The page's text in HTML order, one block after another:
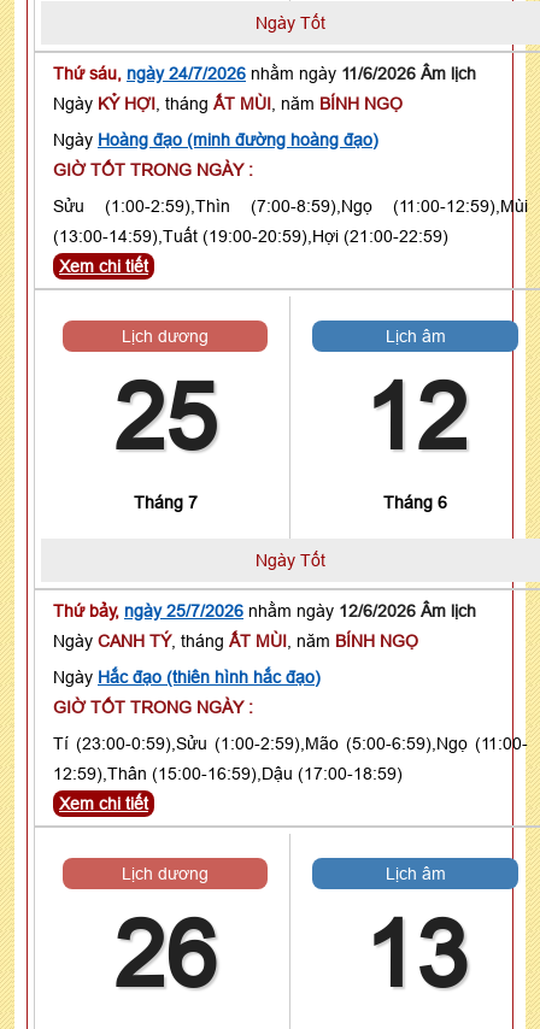
Ngày Tốt
Thứ sáu, ngày 24/7/2026 nhằm ngày 11/6/2026 Âm lịch
Ngày KỶ HỢI , tháng ẤT MÙI , năm BÍNH NGỌ
Ngày Hoàng đạo (minh đường hoàng đạo)
GIỜ TỐT TRONG NGÀY :
Sửu (1:00-2:59),Thìn (7:00-8:59),Ngọ (11:00-12:59),Mùi
(13:00-14:59),Tuất (19:00-20:59),Hợi (21:00-22:59)
Xem chi tiết
Lịch dương
25
Tháng 7
Lịch âm
12
Tháng 6
Ngày Tốt
Thứ bảy, ngày 25/7/2026 nhằm ngày 12/6/2026 Âm lịch
Ngày CANH TÝ, tháng ẤT MÙI , năm BÍNH NGỌ
Ngày Hắc đạo (thiên hình hắc đạo)
GIỜ TỐT TRONG NGÀY :
Tí (23:00-0:59),Sửu (1:00-2:59),Mão (5:00-6:59),Ngọ (11:00-
12:59),Thân (15:00-16:59),Dậu (17:00-18:59)
Xem chi tiết
Lịch dương
26
Lịch âm
13